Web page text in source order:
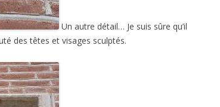
Un autre détail… Je suis sûre qu’il
des têtes et visages sculptés.